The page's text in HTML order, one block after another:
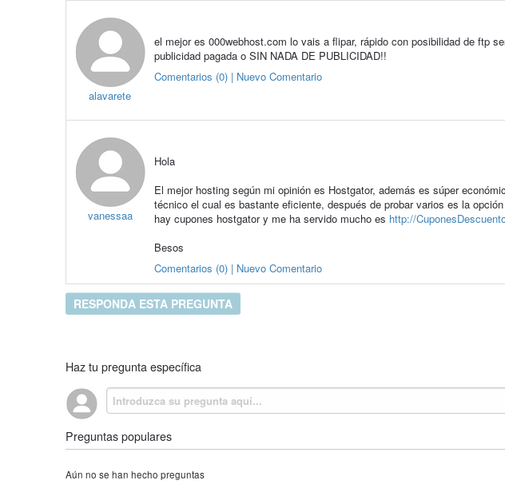
alavarete
el mejor es 000webhost.com lo vais a flipar, rápido con posibilidad de ftp
publicidad pagada o SIN NADA DE PUBLICIDAD!!
Comentarios (0) | Nuevo Comentario
vanessaa
Hola
El mejor hosting según mi opinión es Hostgator, además es súper
técnico el cual es bastante eficiente, después de probar varios es la
hay cupones hostgator y me ha servido mucho es http://
Besos
Comentarios (0) | Nuevo Comentario
RESPONDA ESTA PREGUNTA
Haz tu pregunta específica
Preguntas populares
Aún no se han hecho preguntas